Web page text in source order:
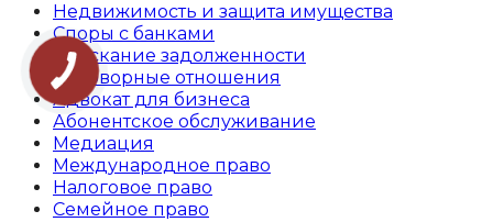
Недвижимость и защита имущества
Споры с банками
Взыскание задолженности
Договорные отношения
Адвокат для бизнеса
Абoнентское обслуживание
Медиация
Международное право
Налоговое право
Семейное право